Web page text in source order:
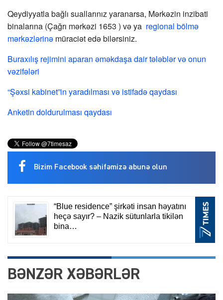
Qeydiyyatla bağlı suallarınız yaranarsa, Mərkəzin inzibati
binalarına (Çağrı mərkəzi 1653 ) və ya regional bölmə
mərkəzlərinə müraciət edə bilərsiniz.
Buraxılış rejimini aparan əməkdaşa dair tələblər və onun
vəzifələri
“Şəxsi kabinet”in yaradılması və istifadə qaydası
Anketin doldurulması qaydası
Bizim Facebook səhifəmizə abunə olun
BƏNZƏR XƏBƏRLƏR